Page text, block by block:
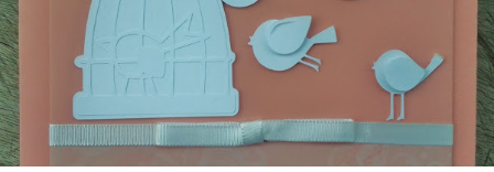
mensagem por WhatsApp